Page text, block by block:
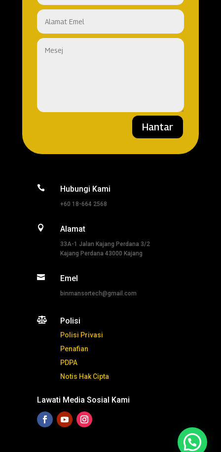
Hantar
 Hubungi Kami
+60 18-664 2568
 Alamat
33A-1 Jalan Kajang Perdana 3/2
Kajang Perdana 43000 Kajang
 Emel
binmansortech@gmail.com
 Polisi
Polisi Privasi
Penafian
PDPA
Notis Hak Cipta
Lawati Media Sosial Kami